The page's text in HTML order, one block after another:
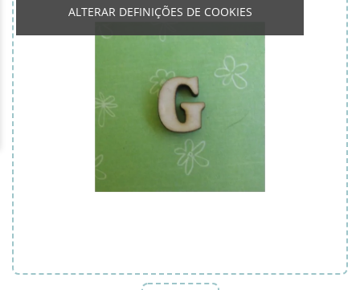
ALTERAR DEFINIÇÕES DE COOKIES